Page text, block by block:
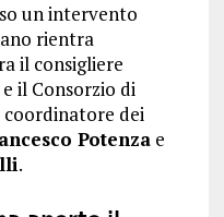
un intervento
rientra
il consigliere
il Consorzio di
dei
Potenzae
.